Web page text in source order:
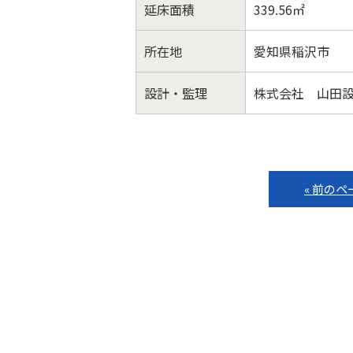
延床面積 339.56㎡
所在地 愛知県稲沢市
設計・監理 株式会社 山田
« 前のペ